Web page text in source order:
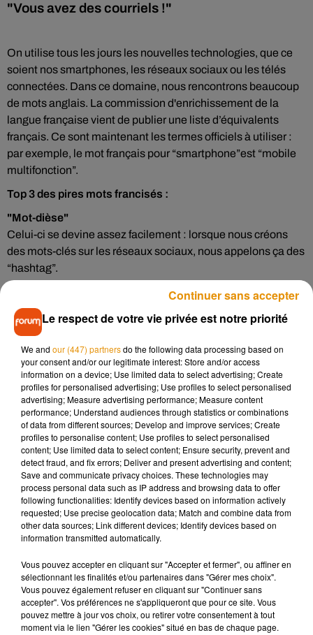
"Vous avez des courriels !"
On utilise tous les jours les nouvelles technologies, que ce
soient nos smartphones, les réseaux sociaux ou les télés
connectées. Dans ce domaine, nous rencontrons beaucoup
de mots anglais. La commission d'enrichissement de la
langue française vient de publier une liste d’équivalents
français. Ce sont maintenant les termes officiels à utiliser :
par exemple, le mot français pour “smartphone”est “mobile
multifonction”.
Top 3 des pires mots francisés :
"Mot-dièse"
Celui-ci se devine assez facilement : lorsque nous créons
des mots-clés sur les réseaux sociaux, nous appelons ça des
“hashtag”.
Cela désigne ces messages publicitaires indésirables qui
font déborder nos boîtes mail. En langage courant, ce sont
"Frimousses"
Nous pourrions l’utiliser tous les jours. Quand on envoie des
messages, pour exprimer notre humeur ou nos intentions, on
ajoute régulièrement des “frimousses”. Oui, des "Smileys".
Musique
Madonna sort enfin le remix de « Love
Angèle et Amélie Lens dévoilent leur
Le respect de votre vie privée est notre priorité
We and our (447) partnersdo the following data processing based on
your consent and/or our legitimate interest: Store and/or access
information on a device; Use limited data to select advertising; Create
profiles for personalised advertising; Use profiles to select personalised
advertising; Measure advertising performance; Measure content
performance; Understand audiences through statistics or combinations
of data from different sources; Develop and improve services; Create
profiles to personalise content; Use profiles to select personalised
content; Use limited data to select content; Ensure security, prevent and
detect fraud, and fix errors; Deliver and present advertising and content;
Save and communicate privacy choices. These technologies may
process personal data such as IP address and browsing data to offer
following functionalities: Identify devices based on information actively
requested; Use precise geolocation data; Match and combine data from
other data sources; Link different devices; Identify devices based on
information transmitted automatically.
Vous pouvez accepter en cliquant sur "Accepter et fermer", ou affiner en
sélectionnant les finalités et/ou partenaires dans "Gérer mes choix".
Vous pouvez également refuser en cliquant sur "Continuer sans
accepter". Vos préférences ne s'appliqueront que pour ce site. Vous
pouvez mettre à jour vos choix, ou retirer votre consentement à tout
moment via le lien "Gérer les cookies" situé en bas de chaque page.
Continuer sans accepter